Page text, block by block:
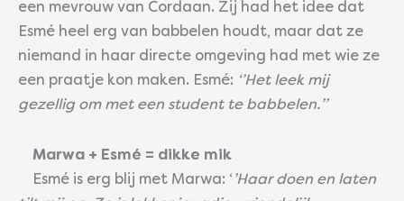
een mevrouw van Cordaan. Zij had het idee dat
Esmé heel erg van babbelen houdt, maar dat ze
niemand in haar directe omgeving had met wie ze
een praatje kon maken. Esmé: ‘’Het leek mij
gezellig om met een student te babbelen.’’
Marwa + Esmé = dikke mik
Esmé is erg blij met Marwa: ‘’Haar doen en laten